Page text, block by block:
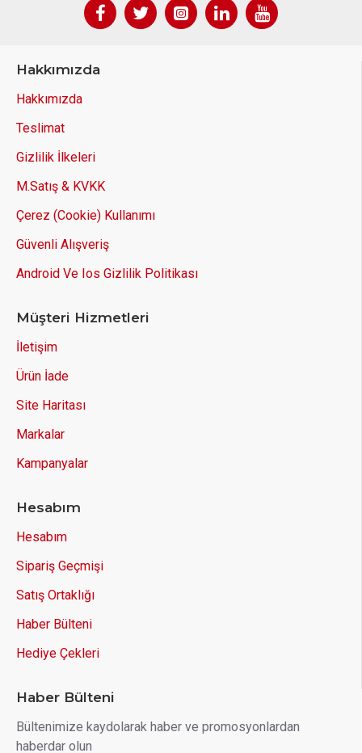
Hakkımızda
Hakkımızda
Teslimat
Gizlilik İlkeleri
M.Satış & KVKK
Çerez (Cookie) Kullanımı
Güvenli Alışveriş
Android Ve Ios Gizlilik Politikası
Müşteri Hizmetleri
İletişim
Ürün İade
Site Haritası
Markalar
Kampanyalar
Hesabım
Hesabım
Sipariş Geçmişi
Satış Ortaklığı
Haber Bülteni
Hediye Çekleri
Haber Bülteni
Bültenimize kaydolarak haber ve promosyonlardan
haberdar olun